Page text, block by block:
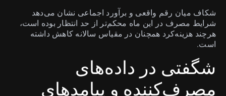
شکاف میان رقم واقعی و برآورد اجماعی نشان می‌دهد
شرایط مصرف در این ماه محکم‌تر از حد انتظار بوده است،
هرچند هزینه‌کرد همچنان در مقیاس سالانه کاهش داشته
است.
شگفتی در داده‌های
مصرف‌کننده و پیامدهای